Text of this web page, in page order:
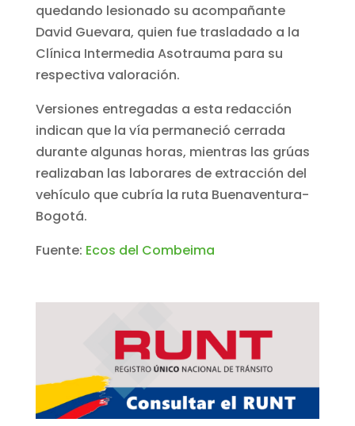
quedando lesionado su acompañante
David Guevara, quien fue trasladado a la
Clínica Intermedia Asotrauma para su
respectiva valoración.
Versiones entregadas a esta redacción
indican que la vía permaneció cerrada
durante algunas horas, mientras las grúas
realizaban las laborares de extracción del
vehículo que cubría la ruta Buenaventura-
Bogotá.
Fuente: Ecos del Combeima